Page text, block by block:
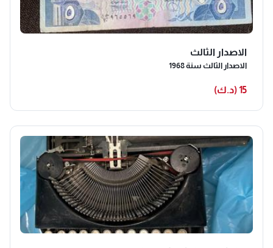
الاصدار الثالث
الاصدار الثالث سنة 1968
15 (د.ك)